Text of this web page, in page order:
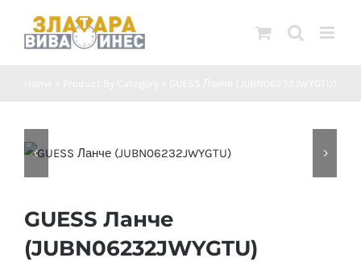
GUESS Ланче
(JUBN06232JWYGTU)